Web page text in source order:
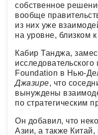
собственное
вообще
из них уже
на уровне, близком
Кабир Танджа,
Foundation в Нью-
Джазире, что
вынуждены
по стратегическим
Он добавил, что
Азии, а также